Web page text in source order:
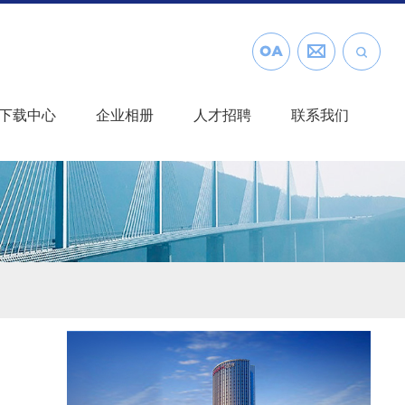
载中心 企业相册 人才招聘 联系我们